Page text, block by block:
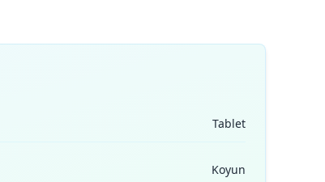
Tablet
Koyun